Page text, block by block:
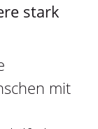
stark
mit